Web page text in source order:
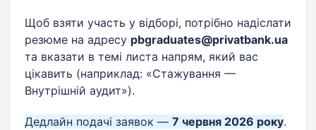
Щоб взяти участь у відборі, потрібно надіслати
резюме на адресу pbgraduates@privatbank.ua
та вказати в темі листа напрям, який вас
цікавить (наприклад: «Стажування —
Внутрішній аудит»).
Дедлайн подачі заявок — 7 червня 2026 року.